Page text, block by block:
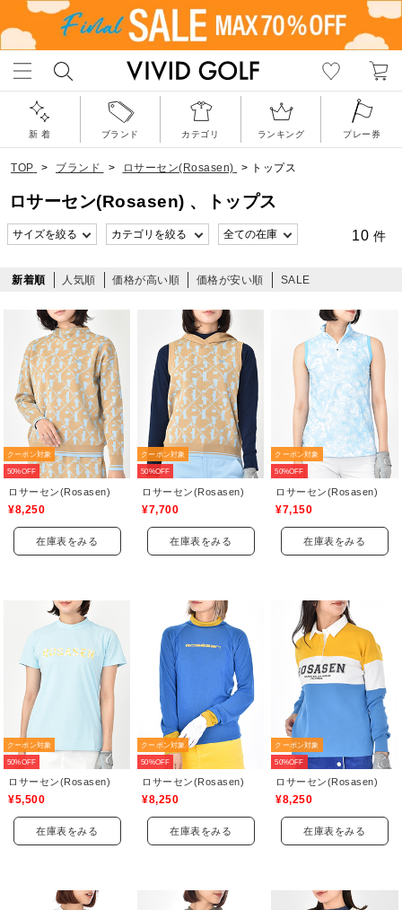
新 着 ブランド カテゴリ ランキング プレー券
TOP > ブランド > ロサーセン(Rosasen) > トップス
ロサーセン(Rosasen) 、トップス
10 件
新着順 人気順 価格が高い順 価格が安い順 SALE
クーポン対象
50%OFF
ロサーセン(Rosasen)
¥8,250
在庫表をみる
クーポン対象
50%OFF
ロサーセン(Rosasen)
¥7,700
在庫表をみる
クーポン対象
50%OFF
ロサーセン(Rosasen)
¥7,150
在庫表をみる
クーポン対象
50%OFF
ロサーセン(Rosasen)
¥5,500
在庫表をみる
クーポン対象
50%OFF
ロサーセン(Rosasen)
¥8,250
在庫表をみる
クーポン対象
50%OFF
ロサーセン(Rosasen)
¥8,250
在庫表をみる